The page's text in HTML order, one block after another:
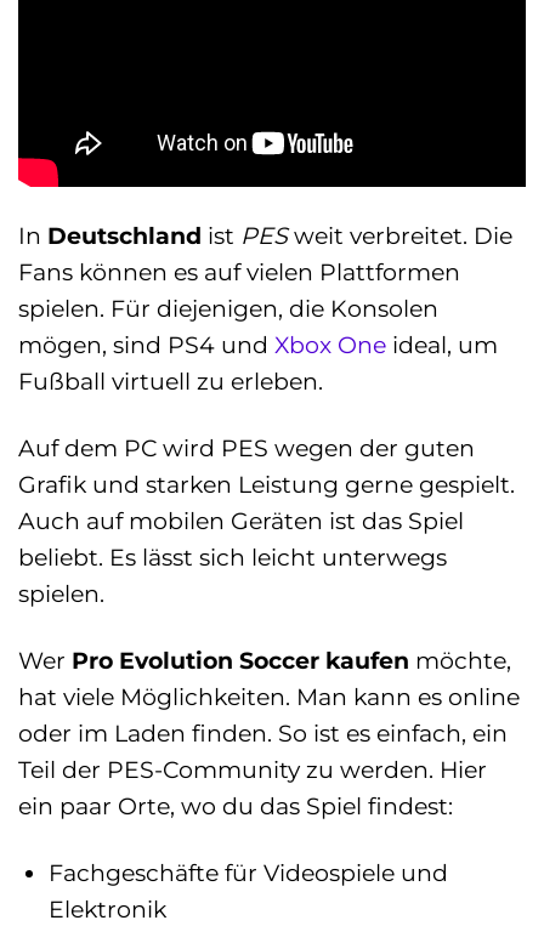
In Deutschland ist PESweit verbreitet. Die
Fans können es auf vielen Plattformen
spielen. Für diejenigen, die Konsolen
mögen, sind PS4 und Xbox One ideal, um
Fußball virtuell zu erleben.
Auf dem PC wird PES wegen der guten
Grafik und starken Leistung gerne gespielt.
Auch auf mobilen Geräten ist das Spiel
beliebt. Es lässt sich leicht unterwegs
spielen.
Wer Pro Evolution Soccer kaufen möchte,
hat viele Möglichkeiten. Man kann es online
oder im Laden finden. So ist es einfach, ein
Teil der PES-Community zu werden. Hier
ein paar Orte, wo du das Spiel findest:
Fachgeschäfte für Videospiele und
Elektronik